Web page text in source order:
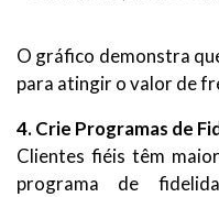
O gráfico demonstra
para atingir o valor de
4. Crie Programas de
Clientes fiéis têm
programa de